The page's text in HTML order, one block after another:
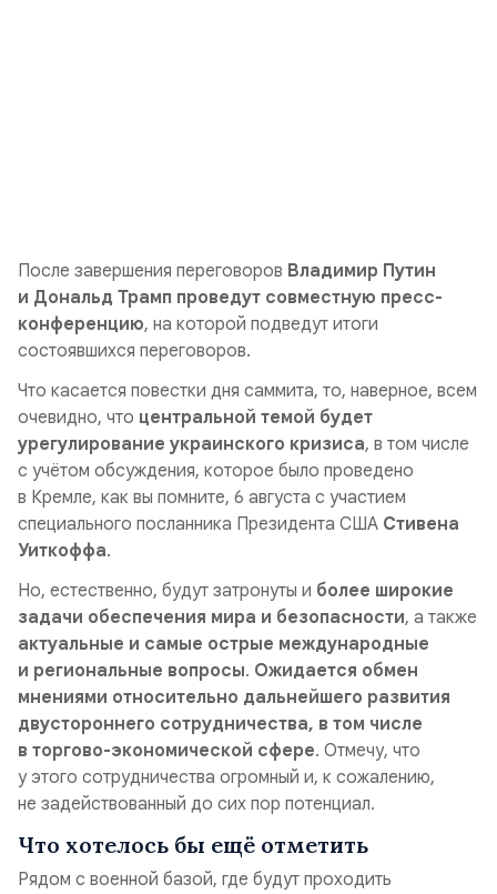
После завершения переговоров Владимир Путин
и Дональд Трамп проведут совместную пресс-
конференцию, на которой подведут итоги
состоявшихся переговоров.
Что касается повестки дня саммита, то, наверное, всем
очевидно, что центральной темой будет
урегулирование украинского кризиса, в том числе
с учётом обсуждения, которое было проведено
в Кремле, как вы помните, 6 августа с участием
специального посланника Президента США Стивена
Уиткоффа.
Но, естественно, будут затронуты и более широкие
задачи обеспечения мира и безопасности, а также
актуальные и самые острые международные
и региональные вопросы. Ожидается обмен
мнениями относительно дальнейшего развития
двустороннего сотрудничества, в том числе
в торгово-экономической сфере. Отмечу, что
у этого сотрудничества огромный и, к сожалению,
не задействованный до сих пор потенциал.
Что хотелось бы ещё отметить
Рядом с военной базой, где будут проходить